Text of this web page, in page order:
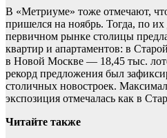
В «Метриуме» тоже отмечают,
пришелся на ноябрь. Тогда, по
первичном рынке столицы
квартир и апартаментов: в
в Новой Москве — 18,45 тыс.
рекорд предложения был
столичных новостроек.
экспозиция отмечалась как в
Читайте также